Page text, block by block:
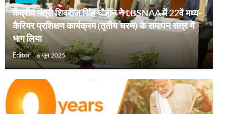
केंद्रीय मंत्री शिवराज सिंह चौहान ने LBSNAA में 22वें मध्य-
कैरियर प्रशिक्षण कार्यक्रम (तृतीय चरण) के समापन सत्र में
भाग लिया
Editor 6 जून 2025